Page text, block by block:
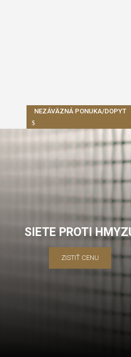
NEZÁVÄZNÁ PONUKA/DOPYT
SIETE PROTI
ZISTIŤ CENU